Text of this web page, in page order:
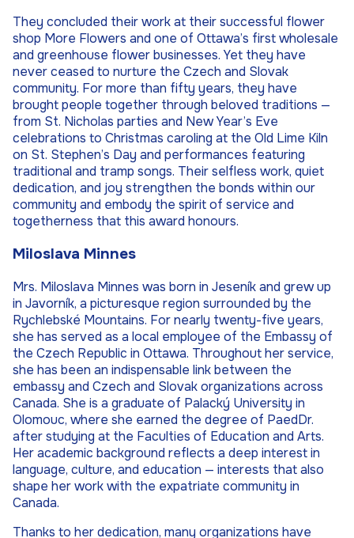
They concluded their work at their successful flower
shop More Flowers and one of Ottawa’s first wholesale
and greenhouse flower businesses. Yet they have
never ceased to nurture the Czech and Slovak
community. For more than fifty years, they have
brought people together through beloved traditions —
from St. Nicholas parties and New Year’s Eve
celebrations to Christmas caroling at the Old Lime Kiln
on St. Stephen’s Day and performances featuring
traditional and tramp songs. Their selfless work, quiet
dedication, and joy strengthen the bonds within our
community and embody the spirit of service and
togetherness that this award honours.
Miloslava Minnes
Mrs. Miloslava Minnes was born in Jeseník and grew up
in Javorník, a picturesque region surrounded by the
Rychlebské Mountains. For nearly twenty-five years,
she has served as a local employee of the Embassy of
the Czech Republic in Ottawa. Throughout her service,
she has been an indispensable link between the
embassy and Czech and Slovak organizations across
Canada. She is a graduate of Palacký University in
Olomouc, where she earned the degree of PaedDr.
after studying at the Faculties of Education and Arts.
Her academic background reflects a deep interest in
language, culture, and education — interests that also
shape her work with the expatriate community in
Canada.
Thanks to her dedication, many organizations have